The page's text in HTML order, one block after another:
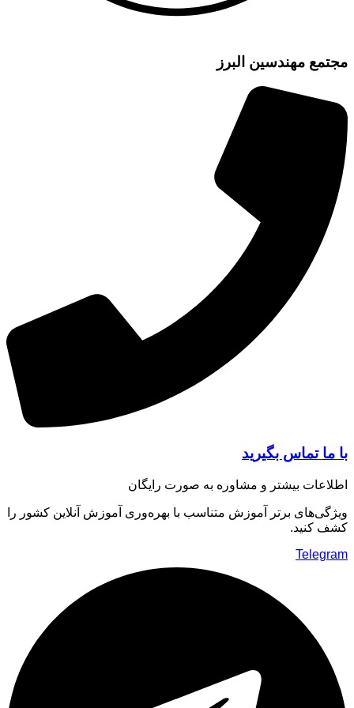
مهندسین البرز
تماس بگیرید
بیشتر و مشاوره به صورت رایگان
برتر آموزش متناسب با بهره‌وری آموزش آنلاین کشور را
کنید.